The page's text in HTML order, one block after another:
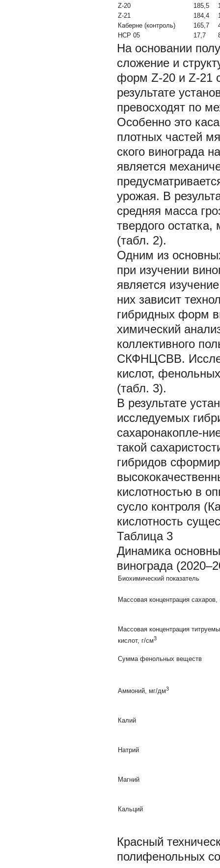
Z-20 185,5
Z-21
184,4
Каберне (контроль)
165,7
НСР 05 17,7
На основании
сложение и
форм Z-20 и Z-21
результате
превосходят по
Особенно это
плотных частей
ского винограда
является
урожая. В
средняя масса
твердого
(табл. 2).
Одним из
при изучении
является
них зависит
гибридных форм
химический
коллективного
СКФНЦСВВ.
кислот,
(табл. 3).
В результате
исследуемых
сахаронакопле-
такой
гибридов
кислотностью в
сусло контроля
кислотность
Таблица 3
Динамика
винограда
Биохимический показатель
Массовая концентрация сахаров,
Массовая концентрация
кислот, г/см3
Сумма фенольных веществ
Аммоний, мг/дм3
Калий
Натрий
Магний
Кальций
Красный
полифенольных